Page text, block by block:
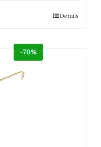
Details
-70%